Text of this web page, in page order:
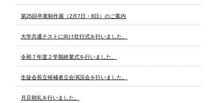
第25回卒業制作展（2月7日・8日）のご案内
大学共通テストに向け壮行式を行いました。
令和７年度２学期終業式を行いました。
生徒会長立候補者立会演説会を行いました。
月旦朝礼を行いました。